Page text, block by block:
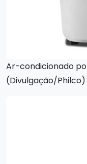
Ar-condicionado
(Divulgação/Philco)